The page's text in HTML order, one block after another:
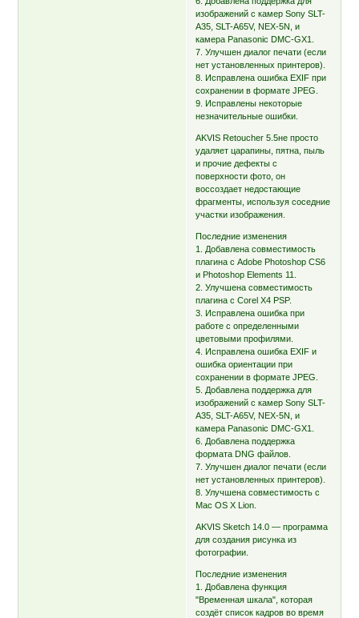
изображений с камер Sony SLT-
A35, SLT-A65V, NEX-5N, и
камера Panasonic DMC-GX1.
7. Улучшен диалог печати (если
нет установленных принтеров).
8. Исправлена ошибка EXIF при
сохранении в формате JPEG.
9. Исправлены некоторые
незначительные ошибки.
AKVIS Retoucher 5.5не просто
удаляет царапины, пятна, пыль
и прочие дефекты с
поверхности фото, он
воссоздает недостающие
фрагменты, используя соседние
участки изображения.
Последние изменения
1. Добавлена совместимость
плагина с Adobe Photoshop CS6
и Photoshop Elements 11.
2. Улучшена совместимость
плагина с Corel X4 PSP.
3. Исправлена ошибка при
работе с определенными
цветовыми профилями.
4. Исправлена ошибка EXIF и
ошибка ориентации при
сохранении в формате JPEG.
5. Добавлена поддержка для
изображений с камер Sony SLT-
A35, SLT-A65V, NEX-5N, и
камера Panasonic DMC-GX1.
6. Добавлена поддержка
формата DNG файлов.
7. Улучшен диалог печати (если
нет установленных принтеров).
8. Улучшена совместимость с
Mac OS X Lion.
AKVIS Sketch 14.0 — программа
для создания рисунка из
фотографии.
Последние изменения
1. Добавлена функция
"Временная шкала", которая
создёт список кадров во время